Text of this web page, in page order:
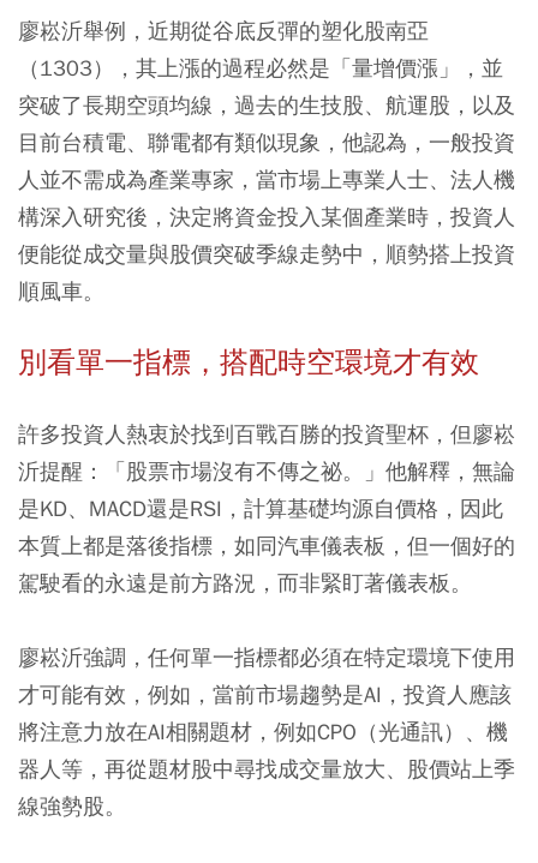
廖崧沂舉例，近期從谷底反彈的塑化股南亞
（1303），其上漲的過程必然是「量增價漲」，並
突破了長期空頭均線，過去的生技股、航運股，以及
目前台積電、聯電都有類似現象，他認為，一般投資
人並不需成為產業專家，當市場上專業人士、法人機
構深入研究後，決定將資金投入某個產業時，投資人
便能從成交量與股價突破季線走勢中，順勢搭上投資
順風車。
別看單一指標，搭配時空環境才有效
許多投資人熱衷於找到百戰百勝的投資聖杯，但廖崧
沂提醒：「股票市場沒有不傳之祕。」他解釋，無論
是KD、MACD還是RSI，計算基礎均源自價格，因此
本質上都是落後指標，如同汽車儀表板，但一個好的
駕駛看的永遠是前方路況，而非緊盯著儀表板。
廖崧沂強調，任何單一指標都必須在特定環境下使用
才可能有效，例如，當前市場趨勢是AI，投資人應該
將注意力放在AI相關題材，例如CPO（光通訊）、機
器人等，再從題材股中尋找成交量放大、股價站上季
線強勢股。